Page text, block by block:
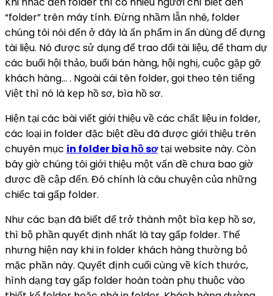
“folder” trên máy tính. Đừng nhầm lẫn nhé, folder
chúng tôi nói đến ở đây là ấn phẩm in ấn dùng để đựng
tài liệu. Nó được sử dụng để trao đổi tài liệu, để tham dự
các buổi hội thảo, buổi bán hàng, hội nghị, cuộc gặp gỡ
khách hàng… . Ngoài cái tên folder, gọi theo tên tiếng
Việt thì nó là kẹp hồ sơ, bìa hồ sơ.
Hiện tại các bài viết giới thiệu về các chất liệu in folder,
các loại in folder đặc biệt đều đã được giới thiệu trên
chuyên mục in folder bìa hồ sơtại website này. Còn
bây giờ chúng tôi giới thiệu một vấn đề chưa bao giờ
được đề cập đến. Đó chính là câu chuyện của những
chiếc tai gấp folder.
Như các bạn đã biết để trở thành một bìa kẹp hồ sơ,
thì bộ phần quyết định nhất là tay gấp folder. Thế
nhưng hiện nay khi in folder khách hàng thường bỏ
mặc phần này. Quyết định cuối cùng về kích thước,
hình dạng tay gấp folder hoàn toàn phụ thuộc vào